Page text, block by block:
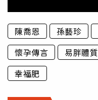
陳喬恩 孫藝珍
懷孕傳言
易胖體質
幸福肥